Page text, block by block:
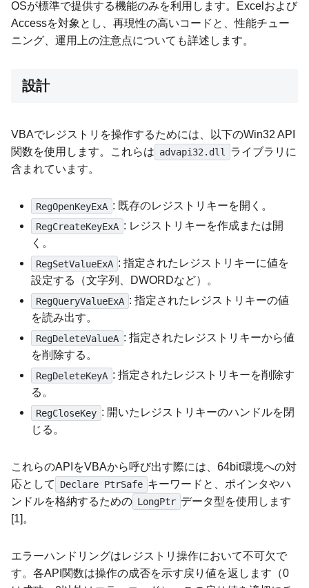
OSが標準で提供する機能のみを利用します。Excelおよび
Accessを対象とし、再現性の高いコードと、性能チュー
ニング、運用上の注意点についても詳述します。
設計
VBAでレジストリを操作するためには、以下のWin32 API
関数を使用します。これらは advapi32.dll
ライブラリに
含まれています。
RegOpenKeyExA : 既存のレジストリキーを開く。
RegCreateKeyExA : レジストリキーを作成または開
く。
RegSetValueExA : 指定されたレジストリキーに値を
設定する（文字列、DWORDなど）。
RegQueryValueExA : 指定されたレジストリキーの値
を読み出す。
RegDeleteValueA : 指定されたレジストリキーから値
を削除する。
RegDeleteKeyA : 指定されたレジストリキーを削除す
る。
RegCloseKey : 開いたレジストリキーのハンドルを閉
じる。
これらのAPIをVBAから呼び出す際には、64bit環境への対
応として
Declare PtrSafe キーワードと、ポインタやハ
ンドルを格納するための LongPtr データ型を使用します
[1]。
エラーハンドリングはレジストリ操作において不可欠で
す。各API関数は操作の成否を示す戻り値を返します（0